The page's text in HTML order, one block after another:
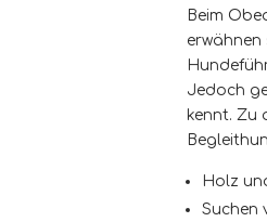
Beim
Jedoch
kennt. Zu
Holz
Suchen